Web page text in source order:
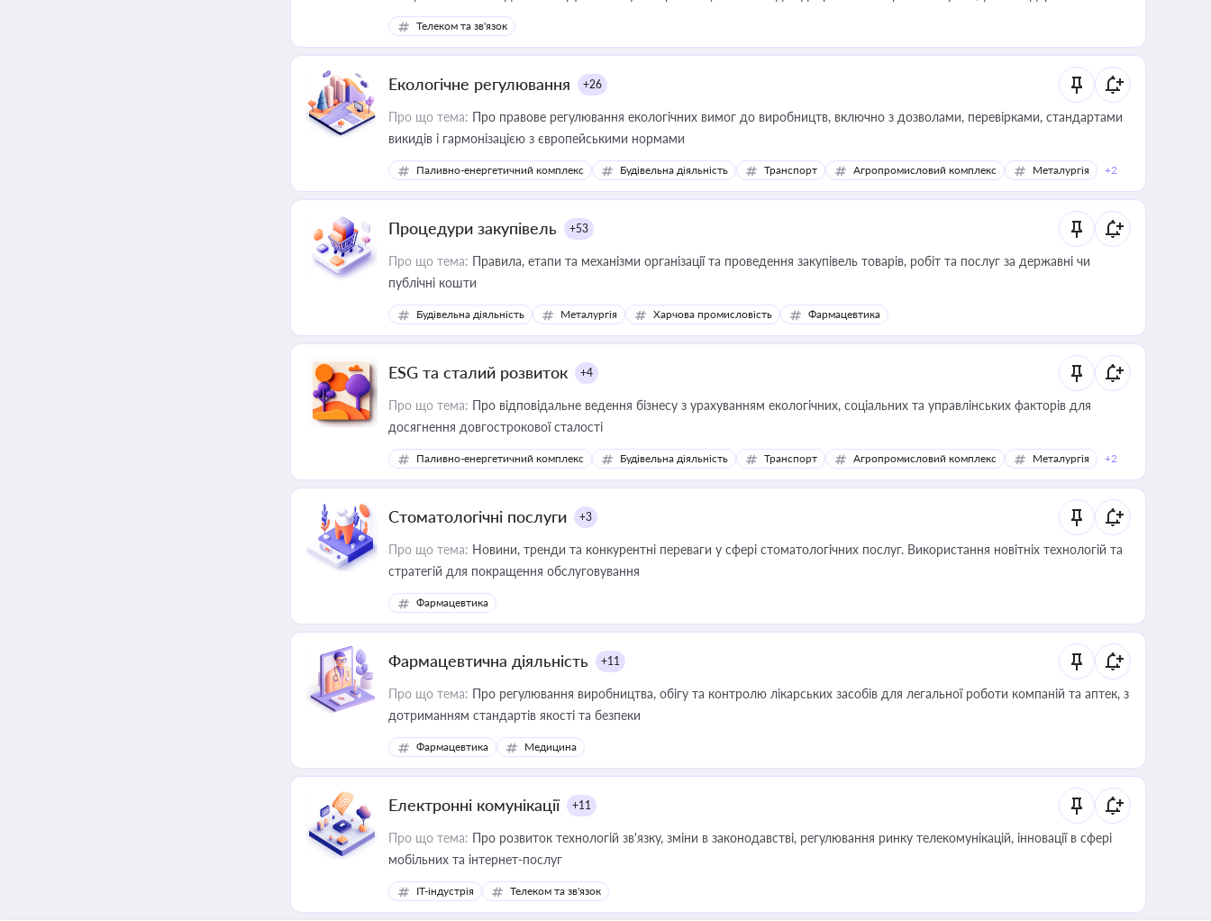
реєстрах і забезпечення прав споживачів.
Телеком та зв'язок
Екологічне регулювання +26
Про що тема: Про правове регулювання екологічних вимог до виробництв, включно з дозволами, перевірками, стандартами
викидів і гармонізацією з європейськими нормами
Паливно-енергетичний комплекс Будівельна діяльність Транспорт Агропромисловий комплекс Металургія +2
Процедури закупівель +53
Про що тема: Правила, етапи та механізми організації та проведення закупівель товарів, робіт та послуг за державні чи
публічні кошти
Будівельна діяльність Металургія Харчова промисловість Фармацевтика
ESG та сталий розвиток +4
Про що тема: Про відповідальне ведення бізнесу з урахуванням екологічних, соціальних та управлінських факторів для
досягнення довгострокової сталості
Паливно-енергетичний комплекс Будівельна діяльність Транспорт Агропромисловий комплекс Металургія +2
Стоматологічні послуги +3
Про що тема: Новини, тренди та конкурентні переваги у сфері стоматологічних послуг. Використання новітніх технологій та
стратегій для покращення обслуговування
Фармацевтика
Фармацевтична діяльність +11
Про що тема: Про регулювання виробництва, обігу та контролю лікарських засобів для легальної роботи компаній та аптек, з
дотриманням стандартів якості та безпеки
Фармацевтика Медицина
Електронні комунікації +11
Про що тема: Про розвиток технологій зв'язку, зміни в законодавстві, регулювання ринку телекомунікацій, інновації в сфері
мобільних та інтернет-послуг
IT-індустрія Телеком та зв'язок